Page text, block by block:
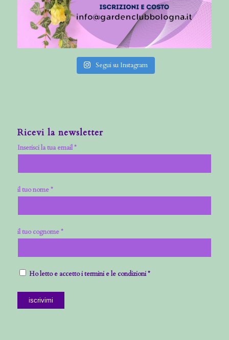
Segui su Instagram
Ricevi la newsletter
Inserisci la tua email *
il tuo nome *
il tuo cognome *
Ho letto e accetto i termini e le condizioni *